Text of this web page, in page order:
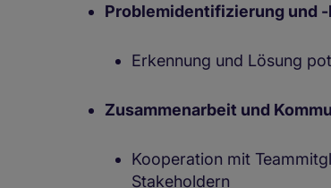
Problemidentifizierung und
Erkennung und Lösung
Zusammenarbeit und
Kooperation mit
Stakeholdern